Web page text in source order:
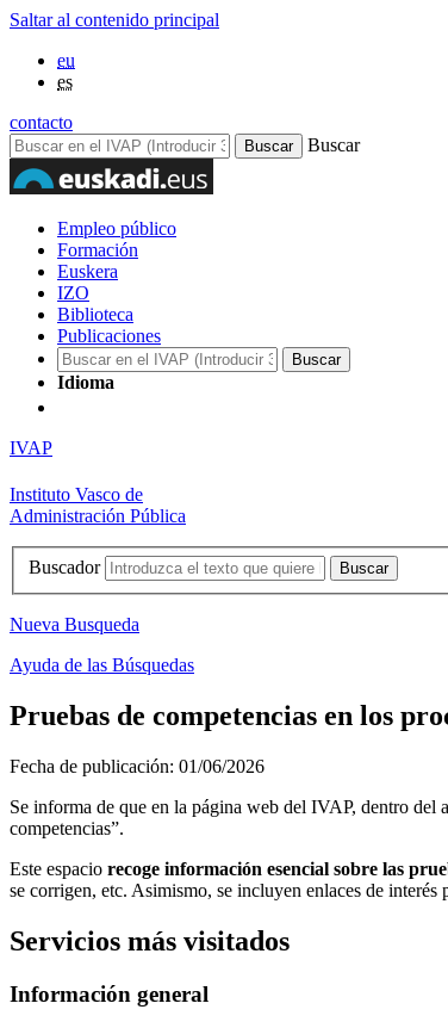
Saltar al contenido principal
eu
es
contacto
Buscar
Empleo público
Formación
Euskera
IZO
Biblioteca
Publicaciones
Idioma
IVAP
Instituto Vasco de
Administración Pública
Buscador
Nueva Busqueda
Ayuda de las Búsquedas
Pruebas de competencias en los
Fecha de publicación: 01/06/2026
Se informa de que en la página web del IVAP, dentro del
competencias”.
Este espacio recoge información esencial sobre las
se corrigen, etc. Asimismo, se incluyen enlaces de interés
Servicios más visitados
Información general